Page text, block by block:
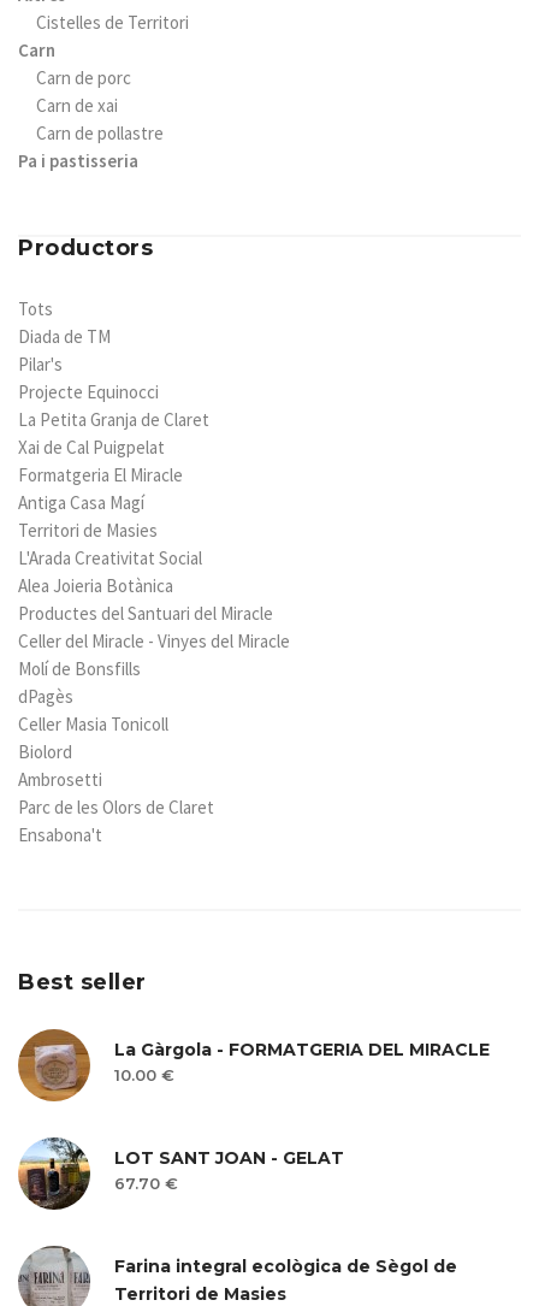
Cistelles de Territori
Carn
Carn de porc
Carn de xai
Carn de pollastre
Pa i pastisseria
Productors
Tots
Diada de TM
Pilar's
Projecte Equinocci
La Petita Granja de Claret
Xai de Cal Puigpelat
Formatgeria El Miracle
Antiga Casa Magí
Territori de Masies
L'Arada Creativitat Social
Alea Joieria Botànica
Productes del Santuari del Miracle
Celler del Miracle - Vinyes del Miracle
Molí de Bonsfills
dPagès
Celler Masia Tonicoll
Biolord
Ambrosetti
Parc de les Olors de Claret
Ensabona't
Best seller
La Gàrgola - FORMATGERIA DEL MIRACLE
10.00 €
LOT SANT JOAN - GELAT
67.70 €
Farina integral ecològica de Sègol de
Territori de Masies